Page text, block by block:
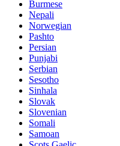
Burmese
Nepali
Norwegian
Pashto
Persian
Punjabi
Serbian
Sesotho
Sinhala
Slovak
Slovenian
Somali
Samoan